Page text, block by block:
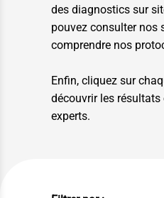
des diagnostics sur
pouvez consulter nos
comprendre nos
Enfin, cliquez sur
découvrir les
experts.